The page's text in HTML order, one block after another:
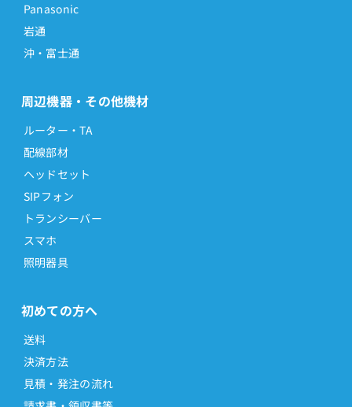
Panasonic
岩通
沖・富士通
周辺機器・その他機材
ルーター・TA
配線部材
ヘッドセット
SIPフォン
トランシーバー
スマホ
照明器具
初めての方へ
送料
決済方法
見積・発注の流れ